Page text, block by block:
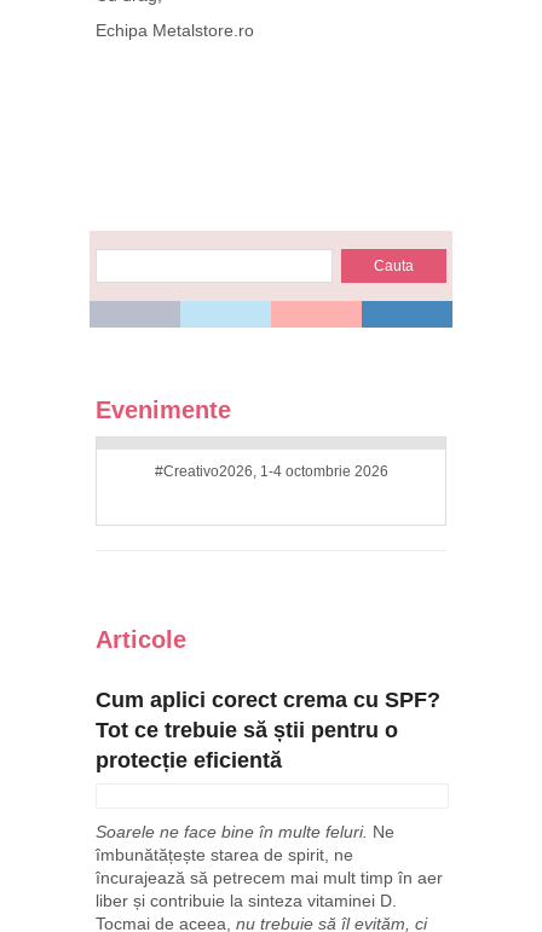
Echipa Metalstore.ro
Evenimente
#Creativo2026, 1-4 octombrie 2026
Articole
Cum aplici corect crema cu SPF?
Tot ce trebuie să știi pentru o
protecție eficientă
Soarele ne face bine în multe feluri. Ne
îmbunătățește starea de spirit, ne
încurajează să petrecem mai mult timp în aer
liber și contribuie la sinteza vitaminei D.
Tocmai de aceea, nu trebuie să îl evităm, ci